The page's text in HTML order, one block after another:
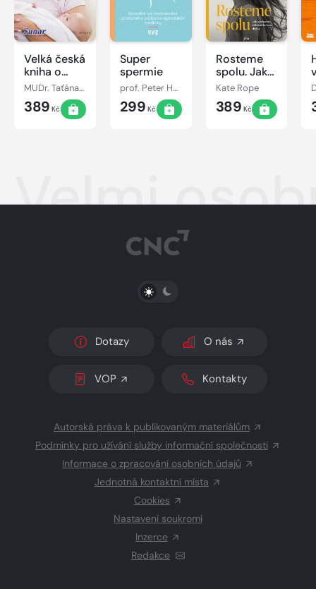
Velká česká
kniha o
matce a
dítěti
MUDr. Taťána Hanáková
389 Kč
Super
spermie
prof. Peter Humaidan
299 Kč
Rosteme
spolu. Jak
vychovat
sebevědomou
dívku
Kate Rope
389 Kč
Velmi
PŘEPNOUT SVĚTLÝ/TMAVÝ REŽIM
Dotazy O nás
VOP Kontakty
Autorská práva k publikovaným materiálům
Podmínky pro užívání služby informační společnosti
Informace o zpracování osobních údajů
Jednotná kontaktní místa
Cookies
Nastavení soukromí
Inzerce
Redakce